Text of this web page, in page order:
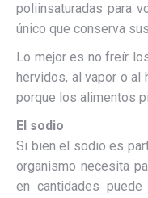
poliinsaturadas para
único que conserva
Lo mejor es no freír
hervidos, al vapor o al
porque los alimentos
El sodio
Si bien el sodio es
organismo necesita
en cantidades